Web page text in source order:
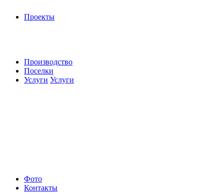
Проекты
Производство
Поселки
Услуги Услуги
Фото
Контакты